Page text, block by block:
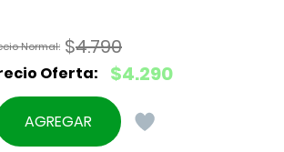
$4.790
El
original
$4.290
El
precio
actual
AGREGAR